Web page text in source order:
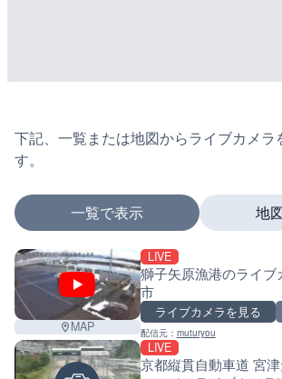
下記、一覧または地図からライブカメラ
す。
一覧で表示
MAP
LIVE
獅子矢原漁港のライ
市
ライブカメラを見る
配信元： muturyou
LIVE
京都縦貫自動車道 宮
地
+
−
マーカーをタップすると